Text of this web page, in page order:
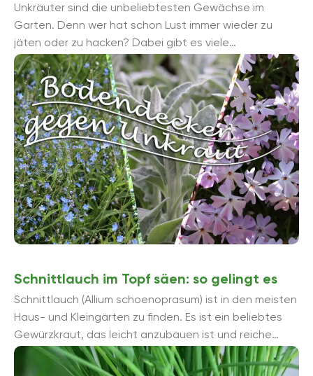
Unkräuter sind die unbeliebtesten Gewächse im
Garten. Denn wer hat schon Lust immer wieder zu
jäten oder zu hacken? Dabei gibt es viele
Möglichkeiten, Unkräuter ...
Schnittlauch im Topf säen: so gelingt es
Schnittlauch (Allium schoenoprasum) ist in den meisten
Haus- und Kleingärten zu finden. Es ist ein beliebtes
Gewürzkraut, das leicht anzubauen ist und reiche
Erträge liefert. Wir erklä...